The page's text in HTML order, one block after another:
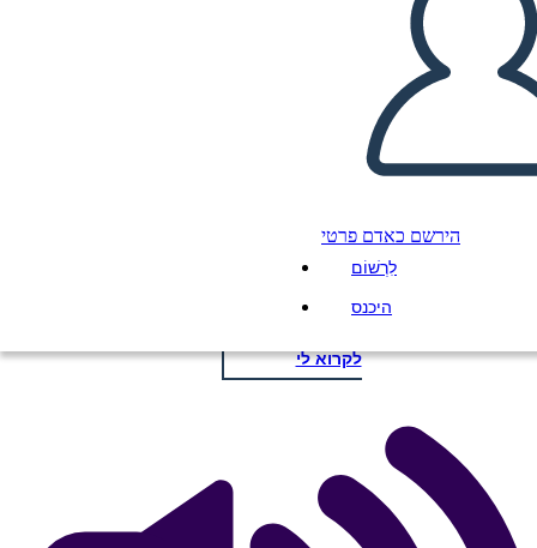
הירשם כאדם פרטי
לִרְשׁוֹם
היכנס
OSCAR - TEMPLATE
העתק את לוח התכנון הזה
ליצור לוח תכנון
לקרוא לי